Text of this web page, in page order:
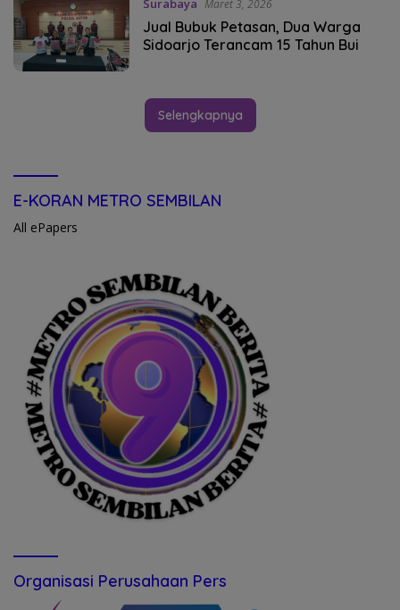
Surabaya Maret 3, 2026
Jual Bubuk Petasan, Dua Warga
Sidoarjo Terancam 15 Tahun Bui
Selengkapnya
E-KORAN METRO SEMBILAN
All ePapers
Organisasi Perusahaan Pers